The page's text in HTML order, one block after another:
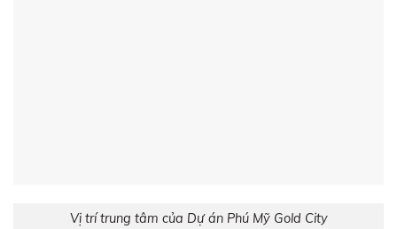
Vị trí trung tâm của Dự án Phú Mỹ Gold City